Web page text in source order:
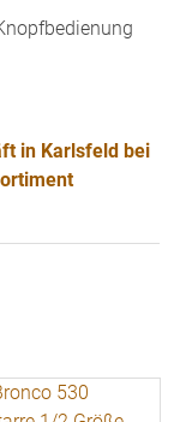
in Karlsfeld bei